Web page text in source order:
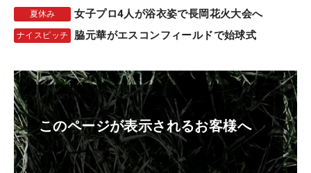
夏休み 女子プロ4人が浴衣姿で長岡花火大会へ
ナイスピッチ 脇元華がエスコンフィールドで始球式
このページが表示されるお客様へ